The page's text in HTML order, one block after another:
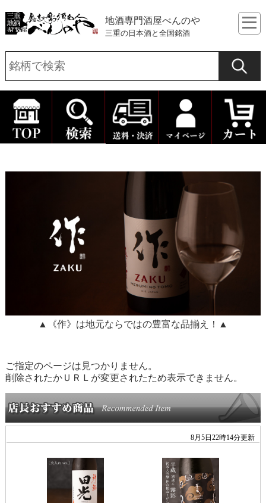
地酒専門酒屋べんのや
三重の日本酒と全国銘酒
▲《作》は地元ならではの豊富な品揃え！▲
ご指定のページは見つかりません。
削除されたかＵＲＬが変更されたため表示できません。